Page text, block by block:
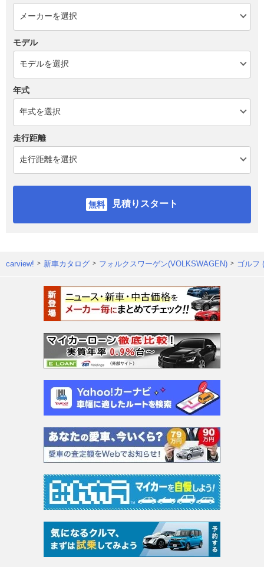
モデル
年式
走行距離
見積りスタート
carview! 新車カタログ フォルクスワーゲン(VOLKSWAGEN) ゴルフ